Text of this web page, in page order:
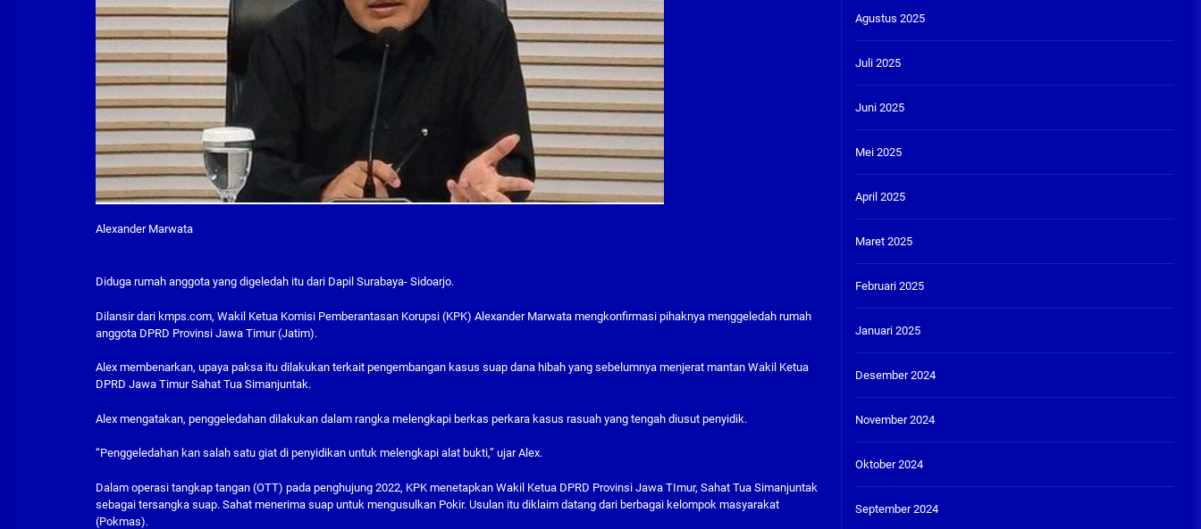
Alexander Marwata
Diduga rumah anggota yang digeledah itu dari Dapil Surabaya- Sidoarjo.
Dilansir dari kmps.com, Wakil Ketua Komisi Pemberantasan Korupsi (KPK) Alexander Marwata mengkonfirmasi pihaknya menggeledah rumah
anggota DPRD Provinsi Jawa Timur (Jatim).
Alex membenarkan, upaya paksa itu dilakukan terkait pengembangan kasus suap dana hibah yang sebelumnya menjerat mantan Wakil Ketua
DPRD Jawa Timur Sahat Tua Simanjuntak.
Alex mengatakan, penggeledahan dilakukan dalam rangka melengkapi berkas perkara kasus rasuah yang tengah diusut penyidik.
“Penggeledahan kan salah satu giat di penyidikan untuk melengkapi alat bukti,” ujar Alex.
Dalam operasi tangkap tangan (OTT) pada penghujung 2022, KPK menetapkan Wakil Ketua DPRD Provinsi Jawa TImur, Sahat Tua Simanjuntak
sebagai tersangka suap. Sahat menerima suap untuk mengusulkan Pokir. Usulan itu diklaim datang dari berbagai kelompok masyarakat
(Pokmas).
Agustus 2025
Juli 2025
Juni 2025
Mei 2025
April 2025
Maret 2025
Februari 2025
Januari 2025
Desember 2024
November 2024
Oktober 2024
September 2024